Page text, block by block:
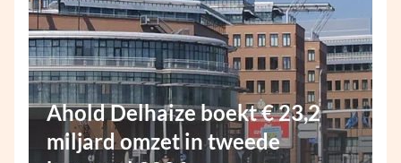
Ahold Delhaize boekt € 23,2
miljard omzet in tweede